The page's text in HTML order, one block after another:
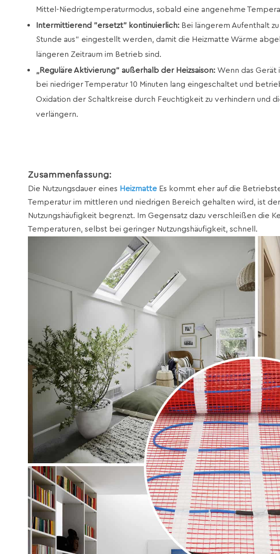
Mittel-Niedrigtemperaturmodus, sobald eine angenehme
Intermittierend "ersetzt" kontinuierlich: Bei längerem Aufenthalt
Stunde aus“ eingestellt werden, damit die Heizmatte Wärme
längeren Zeitraum im Betrieb sind.
„Reguläre Aktivierung“ außerhalb der Heizsaison: Wenn das
bei niedriger Temperatur 10 Minuten lang eingeschaltet und
Oxidation der Schaltkreise durch Feuchtigkeit zu verhindern und
verlängern.
Zusammenfassung:
Die Nutzungsdauer eines HeizmatteEs kommt eher auf die
Temperatur im mittleren und niedrigen Bereich gehalten wird, ist
Nutzungshäufigkeit begrenzt. Im Gegensatz dazu verschleißen die
Temperaturen, selbst bei geringer Nutzungshäufigkeit, schnell.